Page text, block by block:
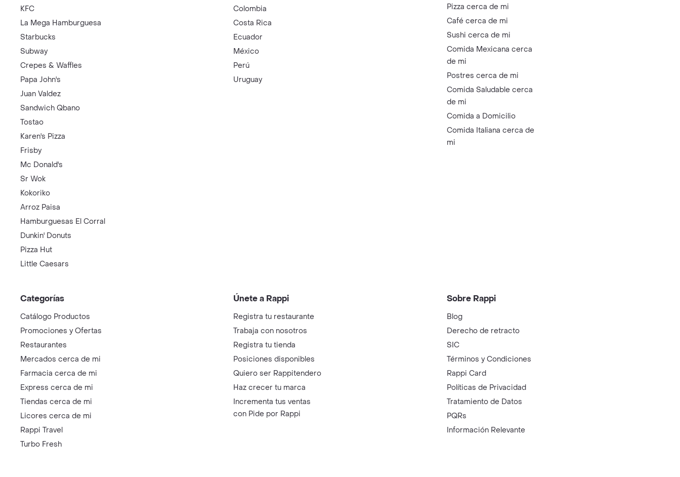
KFC
La Mega Hamburguesa
Starbucks
Subway
Crepes & Waffles
Papa John's
Juan Valdez
Sandwich Qbano
Tostao
Karen's Pizza
Frisby
Mc Donald's
Sr Wok
Kokoriko
Arroz Paisa
Hamburguesas El Corral
Dunkin' Donuts
Pizza Hut
Little Caesars
Colombia
Costa Rica
Ecuador
México
Perú
Uruguay
Pizza cerca de mi
Café cerca de mi
Sushi cerca de mi
Comida Mexicana cerca
de mi
Postres cerca de mi
Comida Saludable cerca
de mi
Comida a Domicilio
Comida Italiana cerca de
mi
Categorías
Catálogo Productos
Promociones y Ofertas
Restaurantes
Mercados cerca de mi
Farmacia cerca de mi
Express cerca de mi
Tiendas cerca de mi
Licores cerca de mi
Rappi Travel
Turbo Fresh
Únete a Rappi
Registra tu restaurante
Trabaja con nosotros
Registra tu tienda
Posiciones disponibles
Quiero ser Rappitendero
Haz crecer tu marca
Incrementa tus ventas
con Pide por Rappi
Sobre Rappi
Blog
Derecho de retracto
SIC
Términos y Condiciones
Rappi Card
Políticas de Privacidad
Tratamiento de Datos
PQRs
Información Relevante